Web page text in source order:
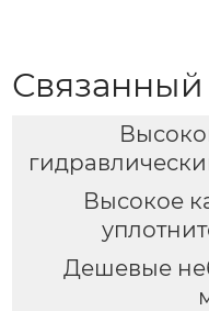
Связанный
Высокое
Дешевые